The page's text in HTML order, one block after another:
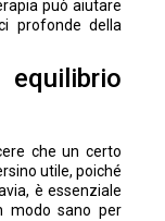
può aiutare
profonde della
equilibrio
che un certo
utile, poiché
è essenziale
modo sano per